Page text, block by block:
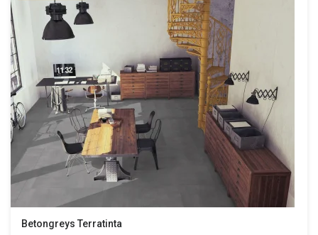
Betongreys Terratinta